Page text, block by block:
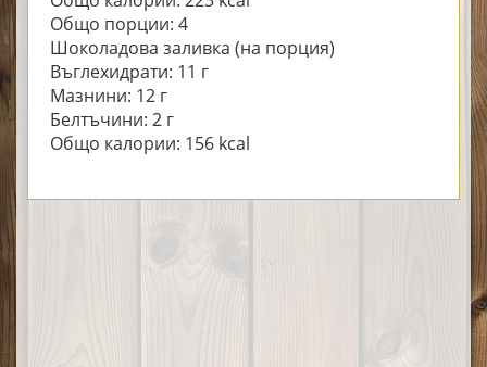
Общо порции: 4
Шоколадова заливка (на порция)
Въглехидрати: 11 г
Мазнини: 12 г
Белтъчини: 2 г
Общо калории: 156 kcal